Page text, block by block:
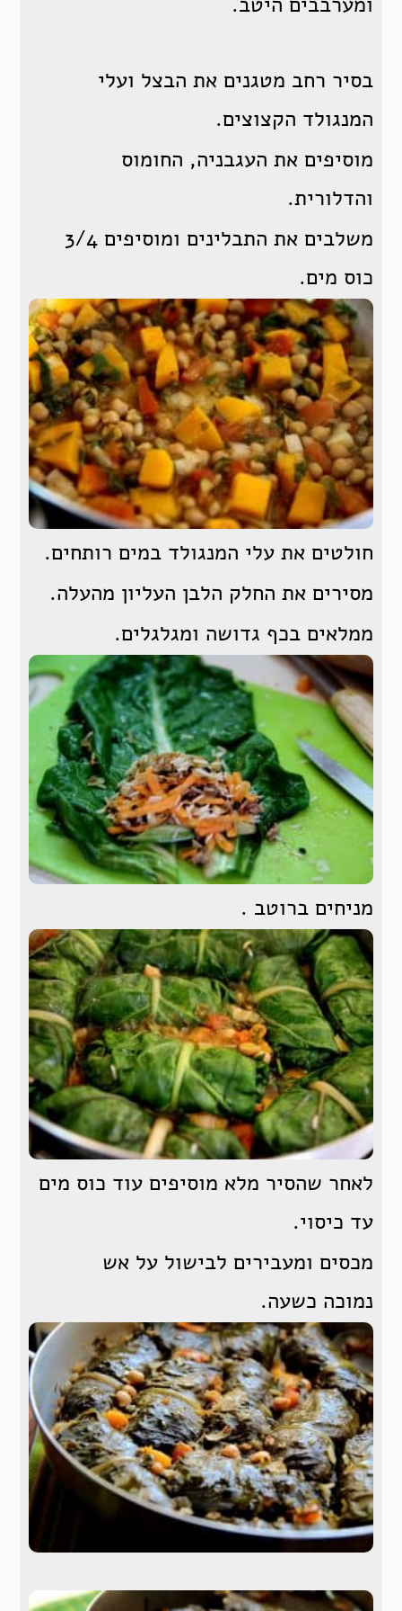
בסיר רחב מטגנים את הבצל ועלי
המנגולד הקצוצים.
מוסיפים את העגבניה, החומוס
והדלורית.
משלבים את התבלינים ומוסיפים 3/4
כוס מים.
חולטים את עלי המנגולד במים רותחים.
מסירים את החלק הלבן העליון מהעלה.
ממלאים בכף גדושה ומגלגלים.
מניחים ברוטב .
לאחר שהסיר מלא מוסיפים עוד כוס מים
עד כיסוי.
מכסים ומעבירים לבישול על אש
נמוכה כשעה.